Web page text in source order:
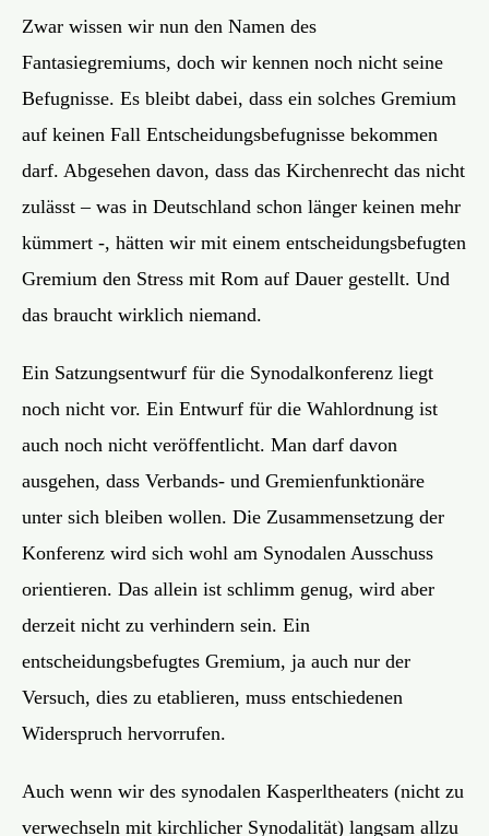
Zwar wissen wir nun den Namen des
Fantasiegremiums, doch wir kennen noch nicht seine
Befugnisse. Es bleibt dabei, dass ein solches Gremium
auf keinen Fall Entscheidungsbefugnisse bekommen
darf. Abgesehen davon, dass das Kirchenrecht das nicht
zulässt – was in Deutschland schon länger keinen mehr
kümmert -, hätten wir mit einem entscheidungsbefugten
Gremium den Stress mit Rom auf Dauer gestellt. Und
das braucht wirklich niemand.
Ein Satzungsentwurf für die Synodalkonferenz liegt
noch nicht vor. Ein Entwurf für die Wahlordnung ist
auch noch nicht veröffentlicht. Man darf davon
ausgehen, dass Verbands- und Gremienfunktionäre
unter sich bleiben wollen. Die Zusammensetzung der
Konferenz wird sich wohl am Synodalen Ausschuss
orientieren. Das allein ist schlimm genug, wird aber
derzeit nicht zu verhindern sein. Ein
entscheidungsbefugtes Gremium, ja auch nur der
Versuch, dies zu etablieren, muss entschiedenen
Widerspruch hervorrufen.
Auch wenn wir des synodalen Kasperltheaters (nicht zu
verwechseln mit kirchlicher Synodalität) langsam allzu